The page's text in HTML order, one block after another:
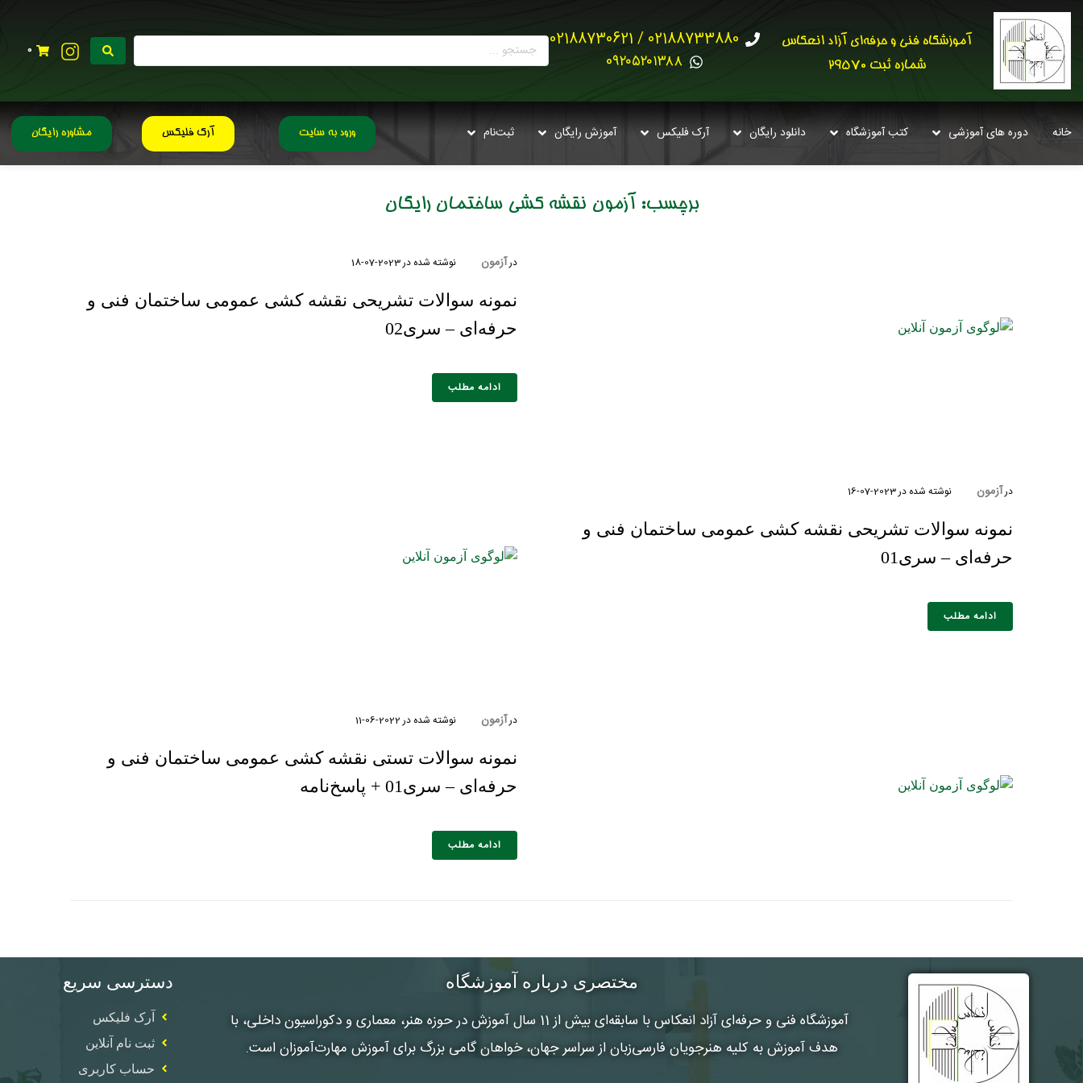
آموزشگاه فنی و حرفه‌ای آزاد انعکاس
شماره ثبت 29570
02188733880 / 02188730621
0۹۲۰۵۲۰۱۳۸۸
0
خانه دوره های آموزشی کتب آموزشگاه دانلود رایگان آرک فلیکس آموزش رایگان ثبت‌نام ورود به سایت آرک فلیکس مشاوره رایگان
برچسب: آزمون نقشه کشی ساختمان رایگان
درآزمون نوشته شده در2023-07-18
نمونه سوالات تشریحی نقشه کشی عمومی ساختمان فنی و
حرفه‌ای – سری02
ادامه مطلب
درآزمون نوشته شده در2023-07-16
نمونه سوالات تشریحی نقشه کشی عمومی ساختمان فنی و
حرفه‌ای – سری01
ادامه مطلب
درآزمون نوشته شده در 2022-06-11
نمونه سوالات تستی نقشه کشی عمومی ساختمان فنی و
حرفه‌ای – سری01 + پاسخ‌نامه
ادامه مطلب
مختصری درباره آموزشگاه
آموزشگاه فنی و حرفه‌ای آزاد انعکاس
با سابقه‌ای بیش از 11 سال آموزش در حوزه هنر، معماری و دکوراسیون داخلی، با
هدف آموزش به کلیه هنرجویان فارسی‌زبان از سراسر جهان، خواهان گامی بزرگ برای آموزش مهارت‌آموزان است.
دسترسی سریع
آرک فلیکس
ثبت نام آنلاین
حساب کاربری